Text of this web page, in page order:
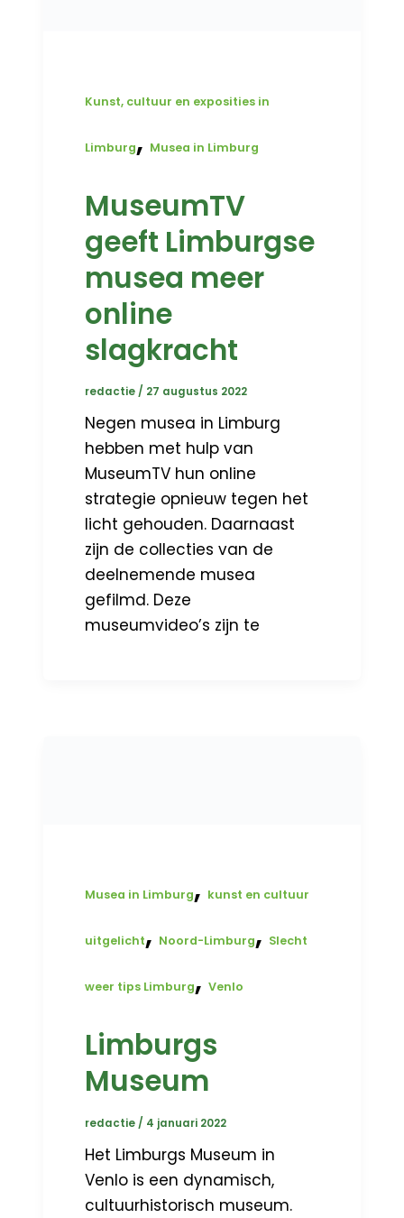
Kunst, cultuur en exposities in
Limburg, Musea in Limburg
MuseumTV
geeft Limburgse
musea meer
online
slagkracht
redactie/ 27 augustus 2022
Negen musea in Limburg
hebben met hulp van
MuseumTV hun online
strategie opnieuw tegen het
licht gehouden. Daarnaast
zijn de collecties van de
deelnemende musea
gefilmd. Deze
museumvideo’s zijn te
Musea in Limburg, kunst en cultuur
uitgelicht, Noord-Limburg, Slecht
weer tips Limburg,Venlo
Limburgs
Museum
redactie / 4 januari 2022
Het Limburgs Museum in
Venlo is een dynamisch,
cultuurhistorisch museum.